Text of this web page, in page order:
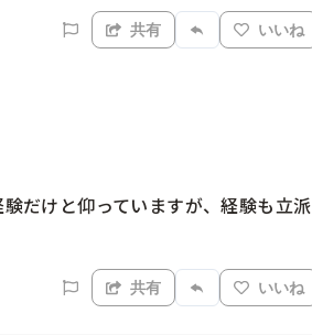
共有 いいね
だけと仰っていますが、経験も立派
共有 いいね